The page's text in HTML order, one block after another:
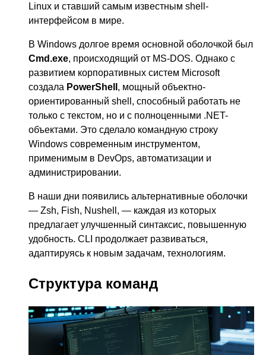
Linux и ставший самым известным shell-
интерфейсом в мире.
В Windows долгое время основной оболочкой был
Cmd.exe, происходящий от MS-DOS. Однако с
развитием корпоративных систем Microsoft
создала PowerShell , мощный объектно-
ориентированный shell, способный работать не
только с текстом, но и с полноценными .NET-
объектами. Это сделало командную строку
Windows современным инструментом,
применимым в DevOps, автоматизации и
администрировании.
В наши дни появились альтернативные оболочки
— Zsh, Fish, Nushell, — каждая из которых
предлагает улучшенный синтаксис, повышенную
удобность. CLI продолжает развиваться,
адаптируясь к новым задачам, технологиям.
Структура команд